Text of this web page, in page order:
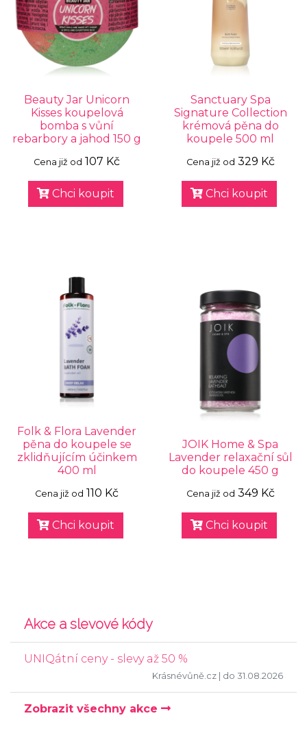
Beauty Jar Unicorn
Kisses koupelová
bomba s vůní
rebarbory a jahod 150 g
Cena již od 107 Kč
Chci koupit
Sanctuary Spa
Signature Collection
krémová pěna do
koupele 500 ml
Cena již od 329 Kč
Chci koupit
Folk & Flora Lavender
pěna do koupele se
zklidňujícím účinkem
400 ml
Cena již od 110 Kč
Chci koupit
JOIK Home & Spa
Lavender relaxační sůl
do koupele 450 g
Cena již od 349 Kč
Chci koupit
Akce a slevové kódy
UNIQátní ceny - slevy až 50 %
Krásnévůně.cz | do 31.08.2026
Zobrazit všechny akce